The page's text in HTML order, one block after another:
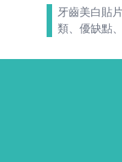
牙齒美白貼
類、優缺點